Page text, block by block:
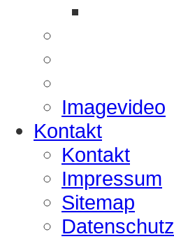
Imagevideo
Kontakt
Kontakt
Impressum
Sitemap
Datenschutz